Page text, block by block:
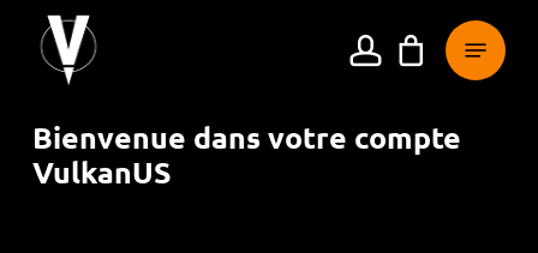
Sauter
contenu
compte
Menu
Bienvenue dans votre compte
VulkanUS